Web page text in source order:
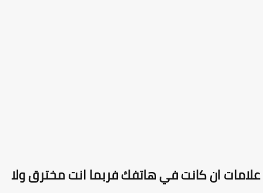
ان كانت في هاتفك فربما انت مخترق ولا